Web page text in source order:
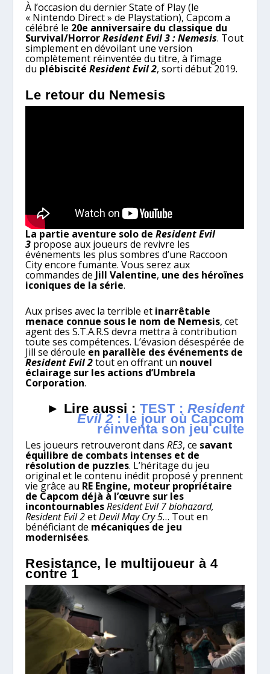
À l’occasion du dernier State of Play (le
« Nintendo Direct » de Playstation), Capcom a
célébré le 20e anniversaire du classique du
Survival/HorrorResident Evil 3 : Nemesis. Tout
simplement en dévoilant une version
complètement réinventée du titre, à l’image
du plébiscitéResident Evil 2, sorti début 2019.
Le retour du Nemesis
La partie aventure solo deResident Evil
3 propose aux joueurs de revivre les
événements les plus sombres d’une Raccoon
City encore fumante. Vous serez aux
commandes de Jill Valentine, une des héroïnes
iconiques de la série.
Aux prises avec la terrible et inarrêtable
menace connue sous le nom de Nemesis, cet
agent des S.T.A.R.S devra mettra à contribution
toute ses compétences. L’évasion désespérée de
Jill se déroule en parallèle des événements de
Resident Evil 2tout en offrant un nouvel
éclairage sur les actions d’Umbrela
Corporation.
► Lire aussi :TEST : Resident
Evil 2 : le jour où Capcom
réinventa son jeu culte
Les joueurs retrouveront dansRE3, ce savant
équilibre de combats intenses et de
résolution de puzzles. L’héritage du jeu
original et le contenu inédit proposé y prennent
vie grâce au RE Engine, moteur propriétaire
de Capcom déjà à l’œuvre sur les
incontournables Resident Evil 7 biohazard,
Resident Evil 2etDevil May Cry 5… Tout en
bénéficiant de mécaniques de jeu
modernisées.
Resistance, le multijoueur à 4
contre 1